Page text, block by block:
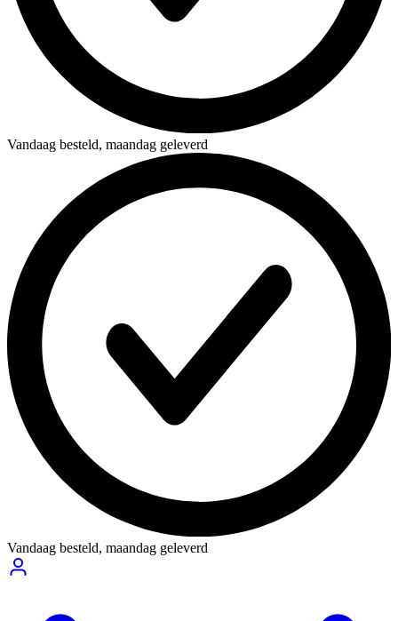
Vandaag besteld, maandag geleverd
Vandaag besteld, maandag geleverd